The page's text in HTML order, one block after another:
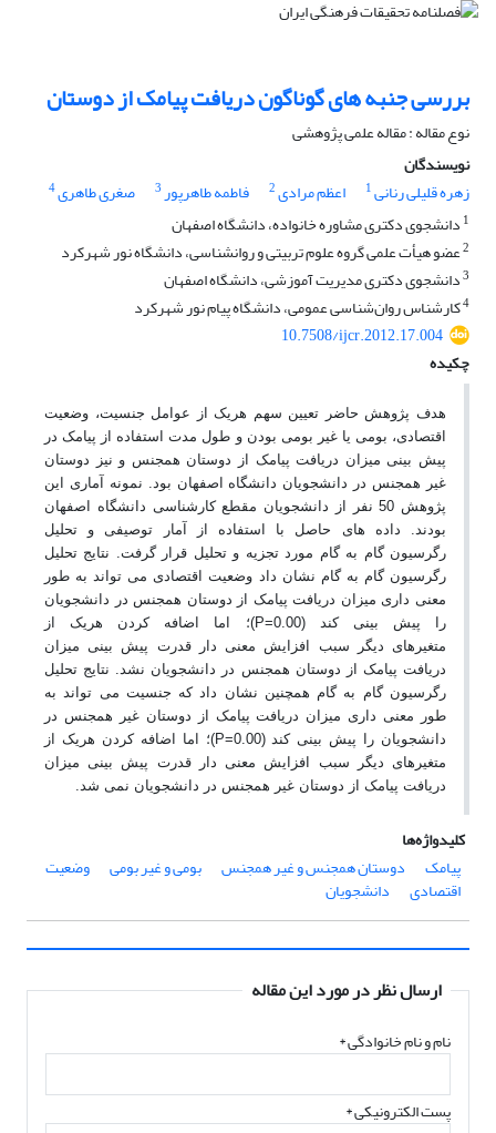
بررسی جنبه های گوناگون دریافت پیامک از دوستان
نوع مقاله : مقاله علمی پژوهشی
نویسندگان
زهره قلیلی رنانی1 اعظم مرادی2 فاطمه طاهرپور3 صغری طاهری4
1 دانشجوی دکتری مشاوره خانواده، دانشگاه اصفهان
2عضو هیأت علمی گروه علوم تربیتی و روانشناسی، دانشگاه نور شهرکرد
3دانشجوی دکتری مدیریت آموزشی، دانشگاه اصفهان
4کارشناس روان‌شناسی عمومی، دانشگاه پیام نور شهرکرد
10.7508/ijcr.2012.17.004
چکیده
هدف پژوهش حاضر تعیین سهم هریک از عوامل جنسیت، وضعیت
اقتصادی، بومی یا غیر بومی بودن و طول مدت استفاده از پیامک در
پیش بینی میزان دریافت پیامک از دوستان همجنس و نیز دوستان
غیر همجنس در دانشجویان دانشگاه اصفهان بود. نمونه آماری این
پژوهش 50 نفر از دانشجویان مقطع کارشناسی دانشگاه اصفهان
بودند. داده های حاصل با استفاده از آمار توصیفی و تحلیل
رگرسیون گام به گام مورد تجزیه و تحلیل قرار گرفت. نتایج تحلیل
رگرسیون گام به گام نشان داد وضعیت اقتصادی می تواند به طور
معنی داری میزان دریافت پیامک از دوستان همجنس در دانشجویان
را پیش بینی کند (P=0.00)؛ اما اضافه کردن هریک از
متغیرهای دیگر سبب افزایش معنی دار قدرت پیش بینی میزان
دریافت پیامک از دوستان همجنس در دانشجویان نشد. نتایج تحلیل
رگرسیون گام به گام همچنین نشان داد که جنسیت می تواند به
طور معنی داری میزان دریافت پیامک از دوستان غیر همجنس در
دانشجویان را پیش بینی کند (P=0.00)؛ اما اضافه کردن هریک از
متغیرهای دیگر سبب افزایش معنی دار قدرت پیش بینی میزان
دریافت پیامک از دوستان غیر همجنس در دانشجویان نمی شد.
کلیدواژه‌ها
پیامک
دوستان همجنس و غیر همجنس بومی و غیر بومی وضعیت
اقتصادی دانشجویان
ارسال نظر در مورد این مقاله
نام و نام خانوادگی*
پست الکترونیکی*